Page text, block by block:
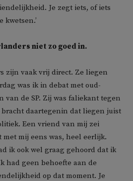
Je zegt iets, of iets
niet zo goed in.
zijn vaak vrij direct. Ze liegen
was ik in debat met oud-
van de SP. Zij was faliekant tegen
daartegenin dat liegen juist
Een vriend van mij zei
mij eens was, heel eerlijk.
ik ook wel graag gehoord dat ik
had geen behoefte aan de
op dat moment. Je